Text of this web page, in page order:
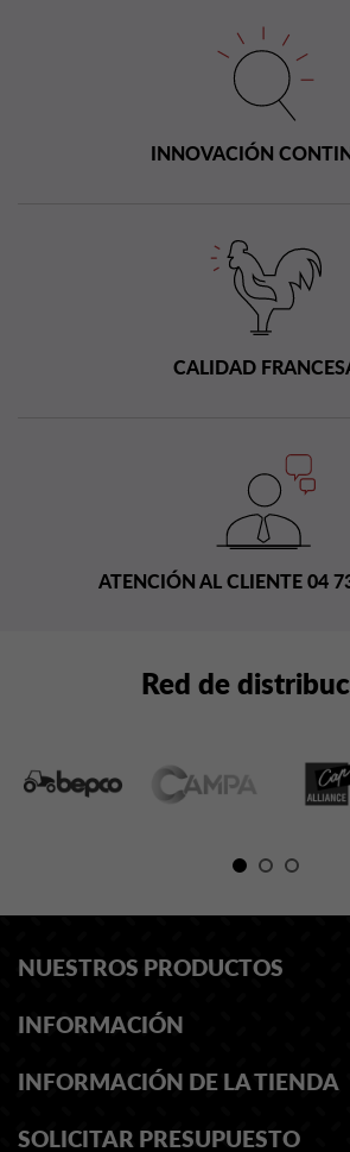
INNOVACIÓN
CALIDAD
ATENCIÓN AL CLIENTE 04
Red de
NUESTROS PRODUCTOS
INFORMACIÓN
INFORMACIÓN DE LA TIENDA
SOLICITAR PRESUPUESTO